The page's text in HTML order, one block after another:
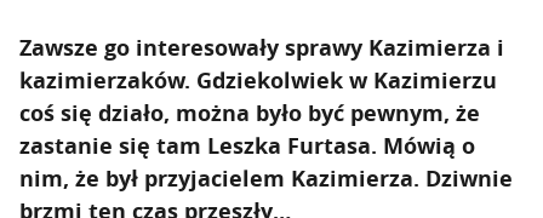
Zawsze go interesowały sprawy Kazimierza i
kazimierzaków. Gdziekolwiek w Kazimierzu
coś się działo, można było być pewnym, że
zastanie się tam Leszka Furtasa. Mówią o
nim, że był przyjacielem Kazimierza. Dziwnie
brzmi ten czas przeszły…